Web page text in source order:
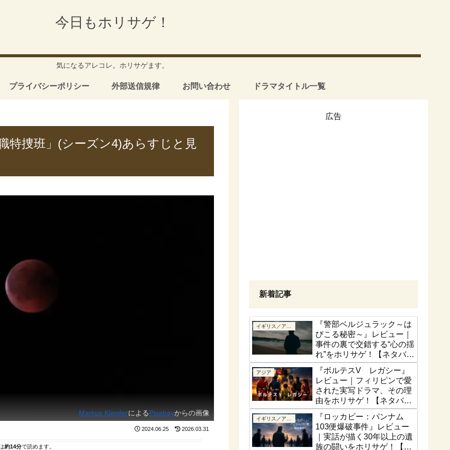
今日もホリサゲ！
気になるアレコレ。ホリサゲます。
プライバシーポリシー 外部送信規律 お問い合わせ ドラマタイトル一覧
特捜班」(シーズン4)あらすじと見
Markus KlinglerによるPixabayからの画像
2024.06.25 2026.03.31
約14分で読めます。
広告
新着記事
『警部ベルジュラック～は
びこる秘密～』レビュー｜
事件の裏で交錯する“心の揺
れ”をホリサゲ！【ネタバレ
控えめ】
アジア
『ボルテスV レガシー』
レビュー｜フィリピンで愛
された実写ドラマ、その理
由をホリサゲ！【ネタバレ
控えめ】
『ロッカビー：パンナム
103便爆破事件』レビュー
｜実話が描く30年以上の遺
族の闘いをホリサゲ！【実